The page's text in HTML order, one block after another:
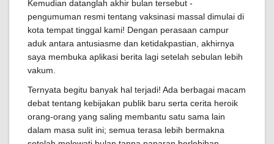
Kemudian datanglah akhir bulan tersebut -
pengumuman resmi tentang vaksinasi massal dimulai di
kota tempat tinggal kami! Dengan perasaan campur
aduk antara antusiasme dan ketidakpastian, akhirnya
saya membuka aplikasi berita lagi setelah sebulan lebih
vakum.
Ternyata begitu banyak hal terjadi! Ada berbagai macam
debat tentang kebijakan publik baru serta cerita heroik
orang-orang yang saling membantu satu sama lain
dalam masa sulit ini; semua terasa lebih bermakna